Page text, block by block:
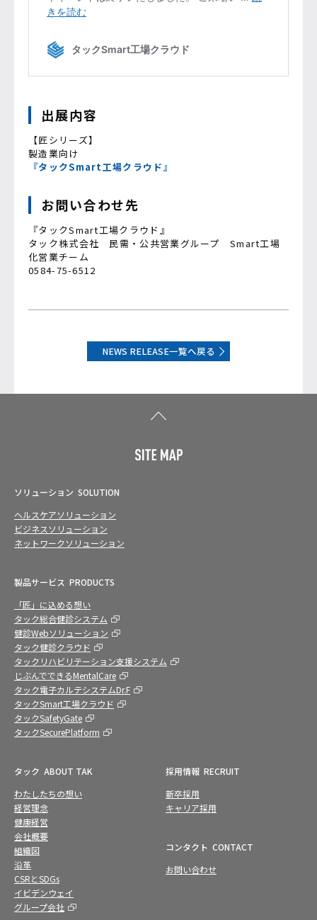
出展内容
【匠シリーズ】
製造業向け
『タックSmart工場クラウド』
お問い合わせ先
『タックSmart工場クラウド』
タック株式会社 民需・公共営業グループ Smart工場
化営業チーム
0584-75-6512
NEWS RELEASE一覧へ戻る
ソリューション SOLUTION
ヘルスケアソリューション
ビジネスソリューション
ネットワークソリューション
製品サービス PRODUCTS
「匠」に込める想い
タック総合健診システム
健診Webソリューション
タック健診クラウド
タックリハビリテーション支援システム
じぶんでできるMentalCare
タック電子カルテシステムDr.F
タックSmart工場クラウド
タックSafetyGate
タックSecurePlatform
タック ABOUT TAK
わたしたちの想い
経営理念
健康経営
会社概要
組織図
沿革
CSRとSDGs
イビデンウェイ
グループ会社
採用情報 RECRUIT
新卒採用
キャリア採用
コンタクト CONTACT
お問い合わせ